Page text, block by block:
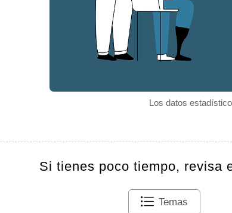
Los datos
Si tienes poco tiempo, revisa
Temas